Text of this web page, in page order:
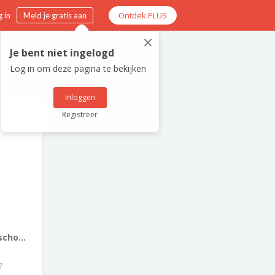
in Meld je gratis aan Ontdek PLUS
×
Je bent niet ingelogd
Log in om deze pagina te bekijken
Inloggen
Registreer